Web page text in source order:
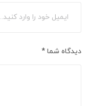
دیدگاه شما *